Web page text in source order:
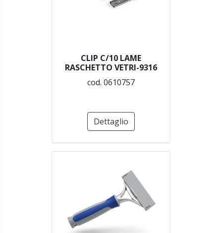
CLIP C/10 LAME
RASCHETTO VETRI-9316
cod. 0610757
Dettaglio